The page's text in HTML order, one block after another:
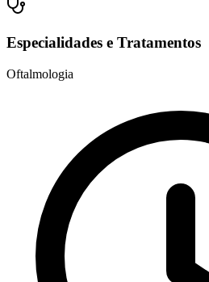
Especialidades e Tratamentos
Oftalmologia